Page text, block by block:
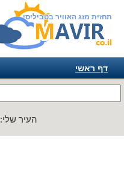
תחזית מזג האוויר בטביליסי
דף ראשי
אמריקה
העיר שלי: